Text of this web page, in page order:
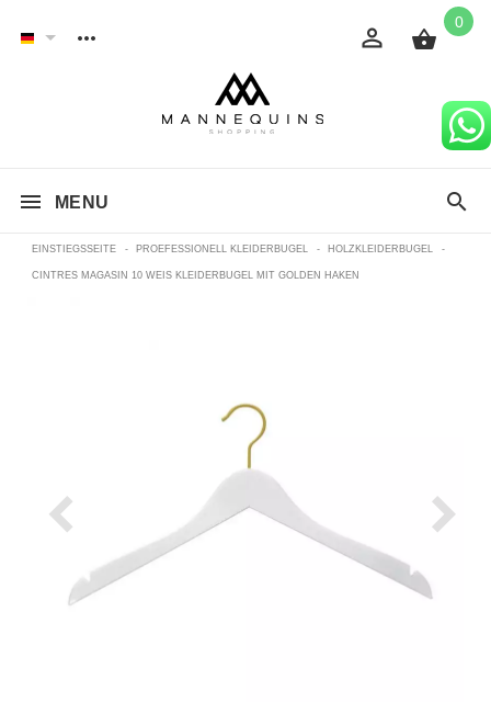
0
MENU
EINSTIEGSSEITE - PROEFESSIONELL KLEIDERBUGEL - HOLZKLEIDERBUGEL -
CINTRES MAGASIN 10 WEIS KLEIDERBUGEL MIT GOLDEN HAKEN